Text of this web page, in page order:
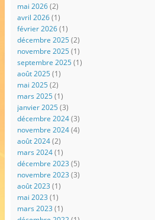
mai 2026(2)
avril 2026(1)
février 2026(1)
décembre 2025(2)
novembre 2025(1)
septembre 2025(1)
août 2025(1)
mai 2025(2)
mars 2025(1)
janvier 2025(3)
décembre 2024(3)
novembre 2024(4)
août 2024(2)
mars 2024(1)
décembre 2023 (5)
novembre 2023 (3)
août 2023 (1)
mai 2023 (1)
mars 2023 (1)